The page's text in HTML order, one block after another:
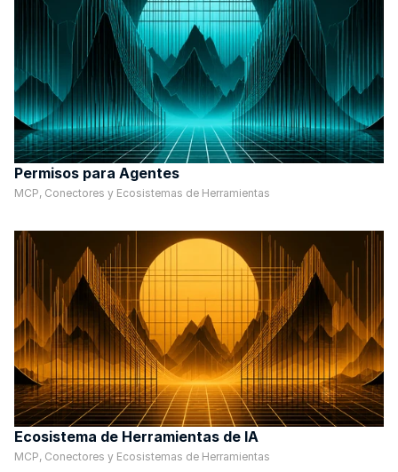
Permisos para Agentes
MCP, Conectores y Ecosistemas de Herramientas
Ecosistema de Herramientas de IA
MCP, Conectores y Ecosistemas de Herramientas